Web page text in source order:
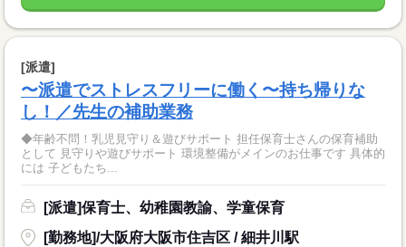
[派遣]
〜派遣でストレスフリーに働く〜持ち帰りな
し！／先生の補助業務
◆年齢不問！乳児見守り＆遊びサポート 担任保育士さんの保育補助
として 見守りや遊びサポート 環境整備がメインのお仕事です 具体的
には 子どもたち...
[派遣]保育士、幼稚園教諭、学童保育
[勤務地]/大阪府大阪市住吉区 / 細井川駅